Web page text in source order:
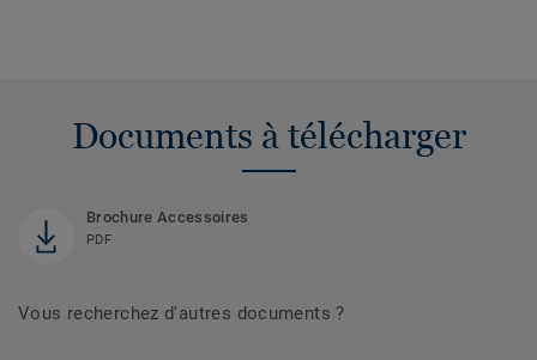
Documents à télécharger
Brochure Accessoires
PDF
Vous recherchez d'autres documents ?